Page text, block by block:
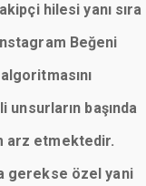
hilesi yanı sıra
Beğeni
başında
arz etmektedir.
gerekse özel yani